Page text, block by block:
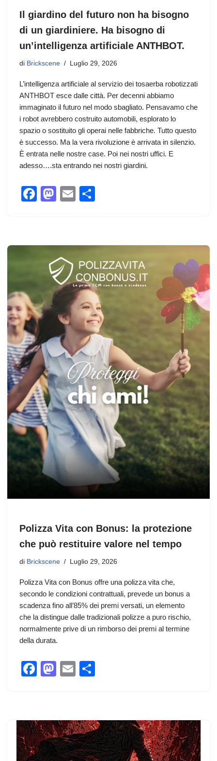
Il giardino del futuro non ha bisogno
di un giardiniere. Ha bisogno di
un’intelligenza artificiale ANTHBOT.
di Brickscene Luglio 29, 2026
L’intelligenza artificiale al servizio dei tosaerba robotizzati
ANTHBOT esce dalle città. Per decenni abbiamo
immaginato il futuro nel modo sbagliato. Pensavamo che
i robot avrebbero costruito automobili, esplorato lo
spazio o sostituito gli operai nelle fabbriche. Tutto questo
è successo. Ma la vera rivoluzione è arrivata in silenzio.
È entrata nelle nostre case. Poi nei nostri uffici. E
adesso….sta entrando nei nostri giardini.
F
k
M
d
o
n
E
di
Polizza Vita con Bonus: la protezione
che può restituire valore nel tempo
di Brickscene Luglio 29, 2026
Polizza Vita con Bonus offre una polizza vita che,
secondo le condizioni contrattuali, prevede un bonus a
scadenza fino all’85% dei premi versati, un elemento
che la distingue dalle tradizionali polizze a puro rischio,
normalmente prive di un rimborso dei premi al termine
della durata.
F
e
b
o
M
o
d
o
E
di
vi
di